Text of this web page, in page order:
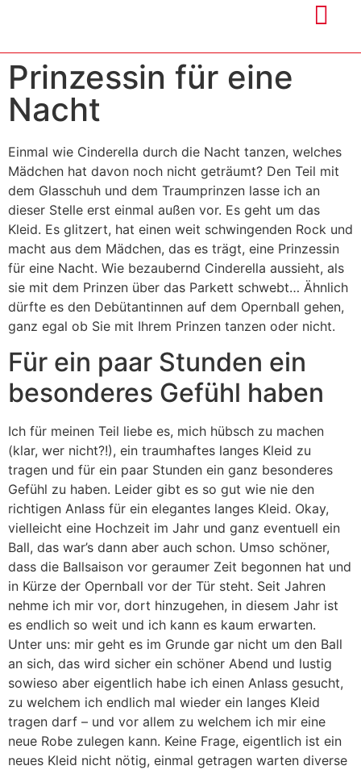
Prinzessin für eine
Nacht
Einmal wie Cinderella durch die Nacht tanzen, welches
Mädchen hat davon noch nicht geträumt? Den Teil mit
dem Glasschuh und dem Traumprinzen lasse ich an
dieser Stelle erst einmal außen vor. Es geht um das
Kleid. Es glitzert, hat einen weit schwingenden Rock und
macht aus dem Mädchen, das es trägt, eine Prinzessin
für eine Nacht. Wie bezaubernd Cinderella aussieht, als
sie mit dem Prinzen über das Parkett schwebt… Ähnlich
dürfte es den Debütantinnen auf dem Opernball gehen,
ganz egal ob Sie mit Ihrem Prinzen tanzen oder nicht.
Für ein paar Stunden ein
besonderes Gefühl haben
Ich für meinen Teil liebe es, mich hübsch zu machen
(klar, wer nicht?!), ein traumhaftes langes Kleid zu
tragen und für ein paar Stunden ein ganz besonderes
Gefühl zu haben. Leider gibt es so gut wie nie den
richtigen Anlass für ein elegantes langes Kleid. Okay,
vielleicht eine Hochzeit im Jahr und ganz eventuell ein
Ball, das war’s dann aber auch schon. Umso schöner,
dass die Ballsaison vor geraumer Zeit begonnen hat und
in Kürze der Opernball vor der Tür steht. Seit Jahren
nehme ich mir vor, dort hinzugehen, in diesem Jahr ist
es endlich so weit und ich kann es kaum erwarten.
Unter uns: mir geht es im Grunde gar nicht um den Ball
an sich, das wird sicher ein schöner Abend und lustig
sowieso aber eigentlich habe ich einen Anlass gesucht,
zu welchem ich endlich mal wieder ein langes Kleid
tragen darf – und vor allem zu welchem ich mir eine
neue Robe zulegen kann. Keine Frage, eigentlich ist ein
neues Kleid nicht nötig, einmal getragen warten diverse